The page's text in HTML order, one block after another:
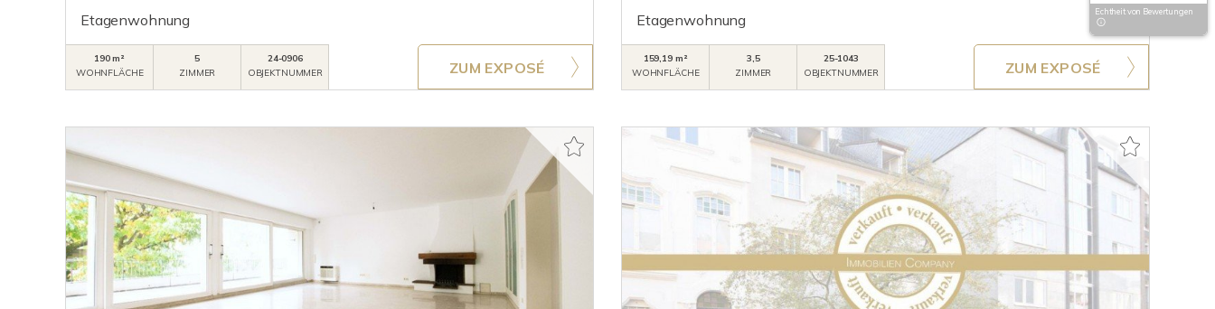
Etagenwohnung
190 m²
WOHNFLÄCHE
5
ZIMMER
24-0906
OBJEKTNUMMER
ZUM EXPOSÉ
Etagenwohnung
159,19 m²
WOHNFLÄCHE
3,5
ZIMMER
25-1043
OBJEKTNUMMER
ZUM EXPOSÉ
Echtheit von Bewertungen